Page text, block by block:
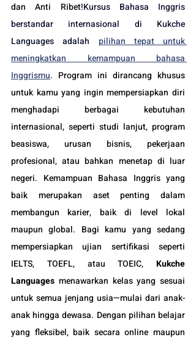
dan Anti Ribet!Kursus Bahasa Inggris
berstandar internasional di Kukche
Languages adalah pilihan tepat untuk
meningkatkan kemampuan bahasa
Inggrismu. Program ini dirancang khusus
untuk kamu yang ingin mempersiapkan diri
menghadapi berbagai kebutuhan
internasional, seperti studi lanjut, program
beasiswa, urusan bisnis, pekerjaan
profesional, atau bahkan menetap di luar
negeri. Kemampuan Bahasa Inggris yang
baik merupakan aset penting dalam
membangun karier, baik di level lokal
maupun global. Bagi kamu yang sedang
mempersiapkan ujian sertifikasi seperti
IELTS, TOEFL, atau TOEIC, Kukche
Languages menawarkan kelas yang sesuai
untuk semua jenjang usia—mulai dari anak-
anak hingga dewasa. Dengan pilihan belajar
yang fleksibel, baik secara online maupun